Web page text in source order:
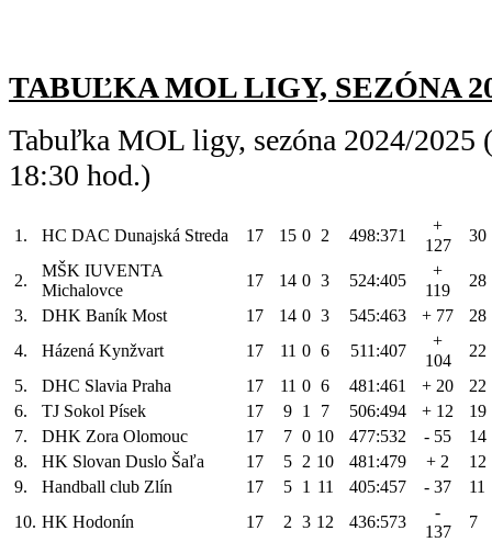
TABUĽKA MOL LIGY, SEZÓNA
Tabuľka MOL ligy, sezóna 2024/2025
18:30 hod.)
1. HC DAC Dunajská Streda 17 15 0 2 498:371
+
127
30
2.
MŠK IUVENTA
Michalovce
17 14 0 3 524:405
+
119
28
3.
DHK Baník Most 17 14 0 3 545:463 + 77
28
4.
Házená Kynžvart 17 11 0 6 511:407
+
104
22
5.
DHC Slavia Praha 17 11 0 6 481:461 + 20
22
6.
TJ Sokol Písek 17 9 1 7 506:494 + 12
19
7.
DHK Zora Olomouc 17 7 0 10 477:532 - 55
14
8.
HK Slovan Duslo Šaľa 17 5 2 10 481:479 + 2
12
9.
Handball club Zlín 17 5 1 11 405:457 - 37
11
10. HK Hodonín 17 2 3 12 436:573
-
137
7